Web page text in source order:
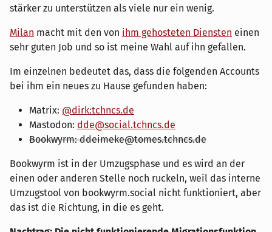
stärker zu unterstützen als viele nur ein wenig.
Milan macht mit den von ihm gehosteten Diensten einen
sehr guten Job und so ist meine Wahl auf ihn gefallen.
Im einzelnen bedeutet das, dass die folgenden Accounts
bei ihm ein neues zu Hause gefunden haben:
Matrix: @dirk:tchncs.de
Mastodon: dde@social.tchncs.de
Bookwyrm: ddeimeke@tomes.tchncs.de
Bookwyrm ist in der Umzugsphase und es wird an der
einen oder anderen Stelle noch ruckeln, weil das interne
Umzugstool von bookwyrm.social nicht funktioniert, aber
das ist die Richtung, in die es geht.